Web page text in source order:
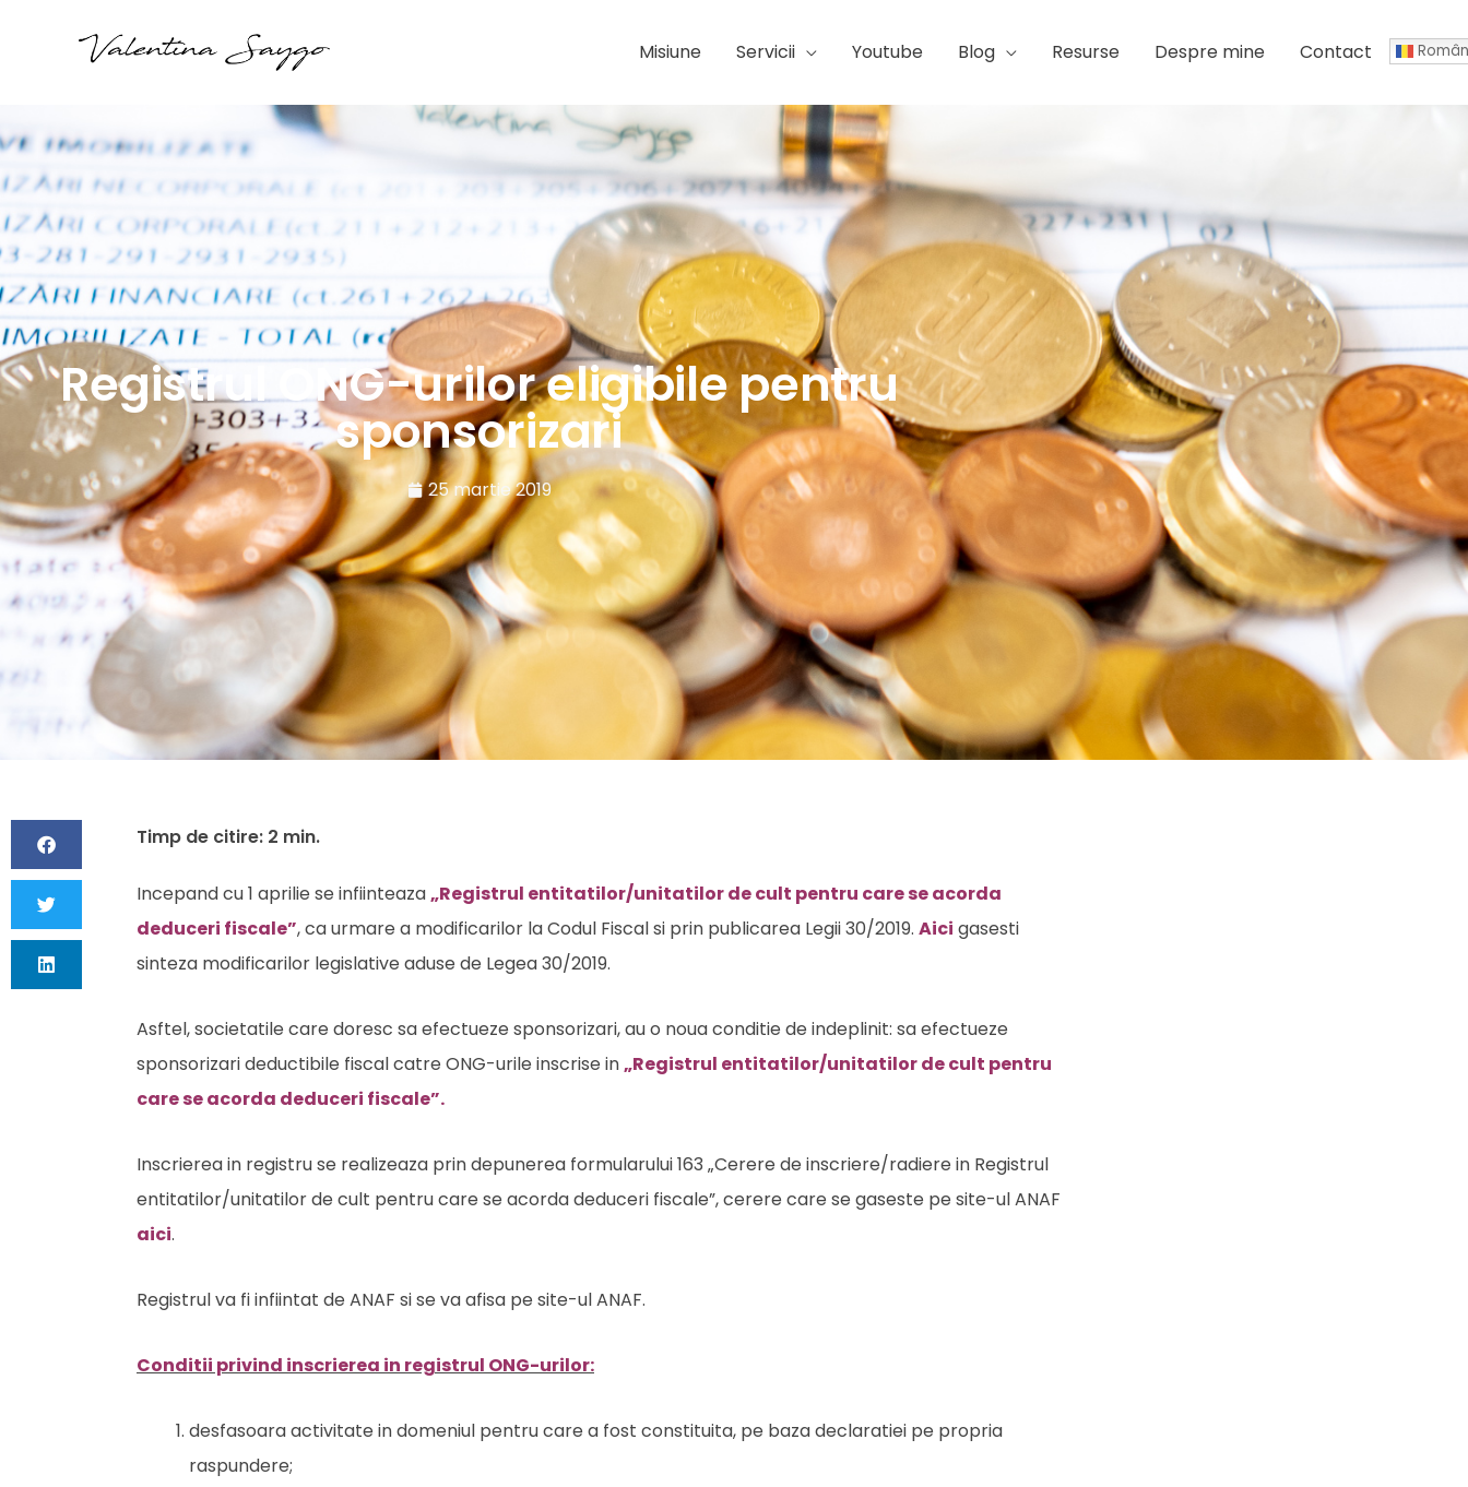
Misiune Servicii Youtube Blog Resurse Despre mine Contact
Registrul ONG-urilor eligibile pentru
sponsorizari
25 martie 2019
Incepand cu 1 aprilie se infiinteaza„Registrul entitatilor/unitatilor de cult pentru care se acorda
deduceri fiscale”, ca urmare a modificarilor la Codul Fiscal si prin publicarea Legii 30/2019. Aici gasesti
sinteza modificarilor legislative aduse de Legea 30/2019.
Asftel, societatile care doresc sa efectueze sponsorizari, au o noua conditie de indeplinit: sa efectueze
sponsorizari deductibile fiscal catre ONG-urile inscrise in„Registrul entitatilor/unitatilor de cult pentru
care se acorda deduceri fiscale”.
Inscrierea in registru se realizeaza prin depunerea formularului 163 „Cerere de inscriere/radiere in Registrul
entitatilor/unitatilor de cult pentru care se acorda deduceri fiscale”, cerere care se gaseste pe site-ul ANAF
aici.
Registrul va fi infiintat de ANAF si se va afisa pe site-ul ANAF.
Conditii privind inscrierea in registrul ONG-urilor:
desfasoara activitate in domeniul pentru care a fost constituita, pe baza declaratiei pe propria
raspundere;